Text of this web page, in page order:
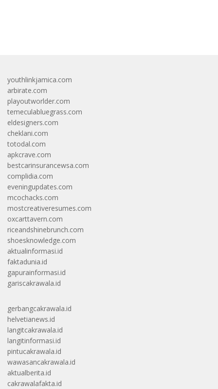
youthlinkjamica.com
arbirate.com
playoutworlder.com
temeculabluegrass.com
eldesigners.com
cheklani.com
totodal.com
apkcrave.com
bestcarinsurancewsa.com
complidia.com
eveningupdates.com
mcochacks.com
mostcreativeresumes.com
oxcarttavern.com
riceandshinebrunch.com
shoesknowledge.com
aktualinformasi.id
faktadunia.id
gapurainformasi.id
gariscakrawala.id
gerbangcakrawala.id
helvetianews.id
langitcakrawala.id
langitinformasi.id
pintucakrawala.id
wawasancakrawala.id
aktualberita.id
cakrawalafakta.id